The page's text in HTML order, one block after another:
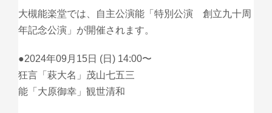
大槻能楽堂では、自主公演能「特別公演 創立九十周
年記念公演」が開催されます。
●2024年09月15日 (日) 14:00〜
狂言「萩大名」茂山七五三
能「大原御幸」観世清和